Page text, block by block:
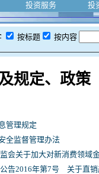
投资服务 投
按标题 按内容
规定、政策
管理规定
全监督管理办法
会关于加大对新消费领域
告2016年第7号 关于直